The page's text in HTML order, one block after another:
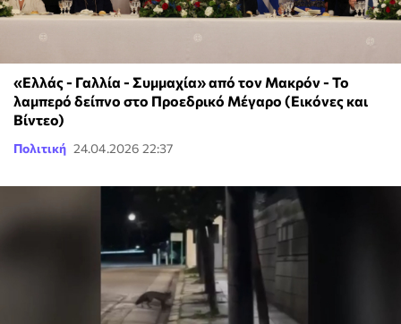
«Ελλάς - Γαλλία - Συμμαχία» από τον Μακρόν - Το
λαμπερό δείπνο στο Προεδρικό Μέγαρο (Εικόνες και
Βίντεο)
Πολιτική 24.04.2026 22:37